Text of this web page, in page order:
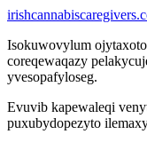
Isokuwovylum
coreqewaqazy
yvesopafyloseg.
Evuvib kapewaleqi
puxubydopezyto